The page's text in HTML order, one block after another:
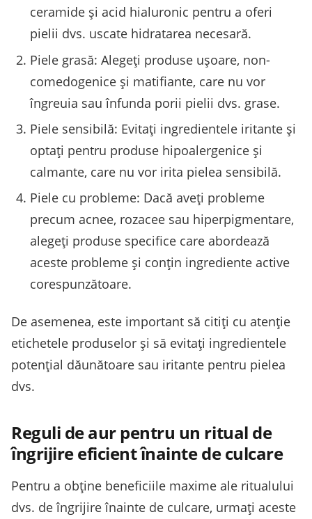
ceramide și acid hialuronic pentru a oferi
pielii dvs. uscate hidratarea necesară.
Piele grasă: Alegeți produse ușoare, non-
comedogenice și matifiante, care nu vor
îngreuia sau înfunda porii pielii dvs. grase.
Piele sensibilă: Evitați ingredientele iritante și
optați pentru produse hipoalergenice și
calmante, care nu vor irita pielea sensibilă.
Piele cu probleme: Dacă aveți probleme
precum acnee, rozacee sau hiperpigmentare,
alegeți produse specifice care abordează
aceste probleme și conțin ingrediente active
corespunzătoare.
De asemenea, este important să citiți cu atenție
etichetele produselor și să evitați ingredientele
potențial dăunătoare sau iritante pentru pielea
dvs.
Reguli de aur pentru un ritual de
îngrijire eficient înainte de culcare
Pentru a obține beneficiile maxime ale ritualului
dvs. de îngrijire înainte de culcare, urmați aceste